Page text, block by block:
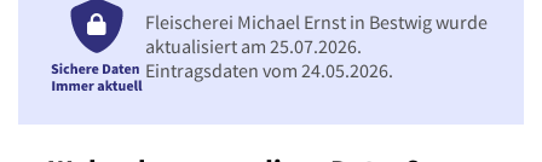
Fleischerei Michael Ernst in Bestwig wurde
aktualisiert am 25.07.2026.
Eintragsdaten vom 24.05.2026.